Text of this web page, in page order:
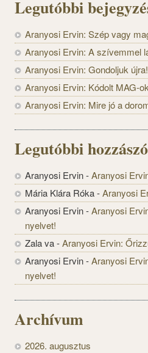
Legutóbbi
Aranyosi Ervin: Szép vagy
Aranyosi Ervin: A szívemmel
Aranyosi Ervin: Gondoljuk újra!
Aranyosi Ervin: Kódolt MAG-ok
Aranyosi Ervin: Mire jó a
Legutóbbi
Aranyosi Ervin-Aranyosi
Mária Klára Róka-Aranyosi
Aranyosi Ervin-Aranyosi
nyelvet!
Zala va-Aranyosi Ervin:
Aranyosi Ervin-Aranyosi
nyelvet!
Archívum
2026. augusztus